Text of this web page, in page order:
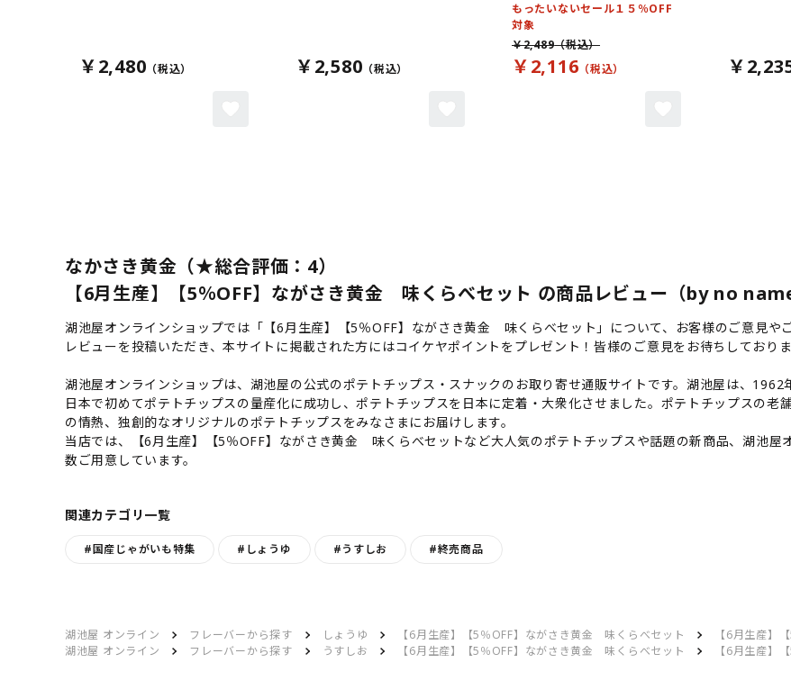
￥2,480 ￥2,580
もったいないセール１５％OFF
対象
￥2,116
￥2,489
￥
なかさき黄金（★総合評価：4）
【6月生産】【5％OFF】ながさき黄金 味くらべセット の商品レビュー（by no name
湖池屋オンラインショップでは「【6月生産】【5％OFF】ながさき黄金 味くらべセット」について、お客様のご意見や
レビューを投稿いただき、本サイトに掲載された方にはコイケヤポイントをプレゼント！皆様のご意見をお待ちしておりま
湖池屋オンラインショップは、湖池屋の公式のポテトチップス・スナックのお取り寄せ通販サイトです。湖池屋は、
日本で初めてポテトチップスの量産化に成功し、ポテトチップスを日本に定着・大衆化させました。ポテトチップスの老
の情熱、独創的なオリジナルのポテトチップスをみなさまにお届けします。
当店では、【6月生産】【5％OFF】ながさき黄金 味くらべセットなど大人気のポテトチップスや話題の新商品、湖池屋
数ご用意しています。
関連カテゴリ一覧
#国産じゃがいも特集 #しょうゆ #うすしお #終売商品
湖池屋 オンライン フレーバーから探す しょうゆ 【6月生産】【5％OFF】ながさき黄金 味くらべセット 【6月生産】
湖池屋 オンライン
フレーバーから探す うすしお 【6月生産】【5％OFF】ながさき黄金 味くらべセット 【6月生産】